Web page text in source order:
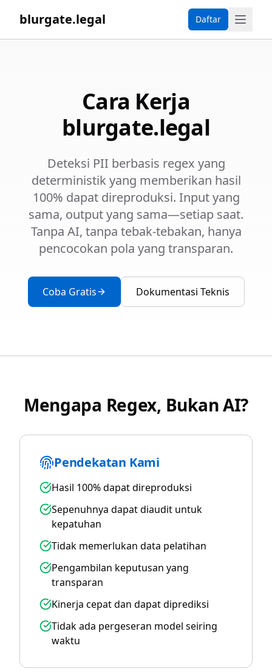
blurgate.legal Daftar
Cara Kerja
blurgate.legal
Deteksi PII berbasis regex yang
deterministik yang memberikan hasil
100% dapat direproduksi. Input yang
sama, output yang sama—setiap saat.
Tanpa AI, tanpa tebak-tebakan, hanya
pencocokan pola yang transparan.
Coba Gratis Dokumentasi Teknis
Mengapa Regex, Bukan AI?
Pendekatan Kami
Hasil 100% dapat direproduksi
Sepenuhnya dapat diaudit untuk
kepatuhan
Tidak memerlukan data pelatihan
Pengambilan keputusan yang
transparan
Kinerja cepat dan dapat diprediksi
Tidak ada pergeseran model seiring
waktu